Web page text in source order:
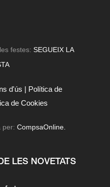
festes: SEGUEIX LA
d'ús | Política de
de Cookies
per:CompsaOnline.
LES NOVETATS